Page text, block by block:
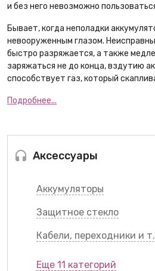
Аксессуары
Аккумуляторы
Защитное стекло
Кабели, переходники и
Еще 11 категорий
и без него невозможно
Бывает, когда неполадки
невооруженным глазом.
быстро разряжается, а также
заряжаться не до конца, вздутию
способствует газ, который
Подробнее...